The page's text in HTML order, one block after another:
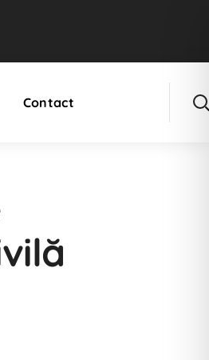
Contact